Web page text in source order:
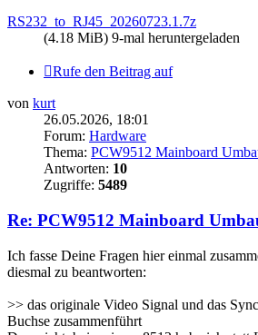
RS232_to_RJ45_20260723.1.7z
(4.18 MiB) 9-mal heruntergeladen
Rufe den Beitrag auf
von kurt
26.05.2026, 18:01
Forum: Hardware
Thema: PCW9512 Mainboard
Antworten: 10
Zugriffe: 5489
Re: PCW9512 Mainboard
Ich fasse Deine Fragen hier einmal
diesmal zu beantworten:
>> das originale Video Signal und das
Buchse zusammenführt